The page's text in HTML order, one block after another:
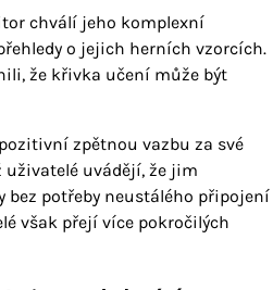
chválí jeho komplexní
o jejich herních vzorcích.
že křivka učení může být
zpětnou vazbu za své
uvádějí, že jim
bez potřeby neustálého připojení
však přejí více pokročilých